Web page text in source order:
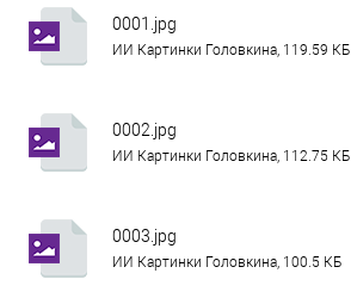
0001.jpg
ИИ Картинки Головкина, 119.59 КБ
0002.jpg
ИИ Картинки Головкина, 112.75 КБ
0003.jpg
ИИ Картинки Головкина, 100.5 КБ